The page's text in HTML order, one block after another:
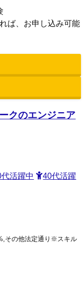
ば、お申し込み可能
クのエンジニア
活躍中
40代活躍
その他法定通り※スキル